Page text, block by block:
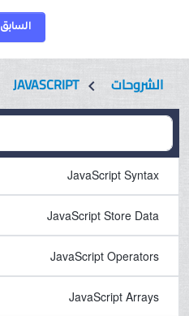
السابق
الشروحات chevron_left
JAVASCRIPT
JavaScript Syntax
JavaScript Store Data
JavaScript Operators
JavaScript Arrays